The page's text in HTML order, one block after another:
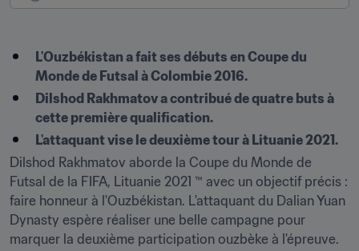
L'Ouzbékistan a fait ses débuts en Coupe du
Monde de Futsal à Colombie 2016.
Dilshod Rakhmatov a contribué de quatre buts à
cette première qualification.
L'attaquant vise le deuxième tour à Lituanie 2021.
Dilshod Rakhmatov aborde la Coupe du Monde de
Futsal de la FIFA, Lituanie 2021 ™ avec un objectif précis :
faire honneur à l'Ouzbékistan. L'attaquant du Dalian Yuan
Dynasty espère réaliser une belle campagne pour
marquer la deuxième participation ouzbèke à l'épreuve.